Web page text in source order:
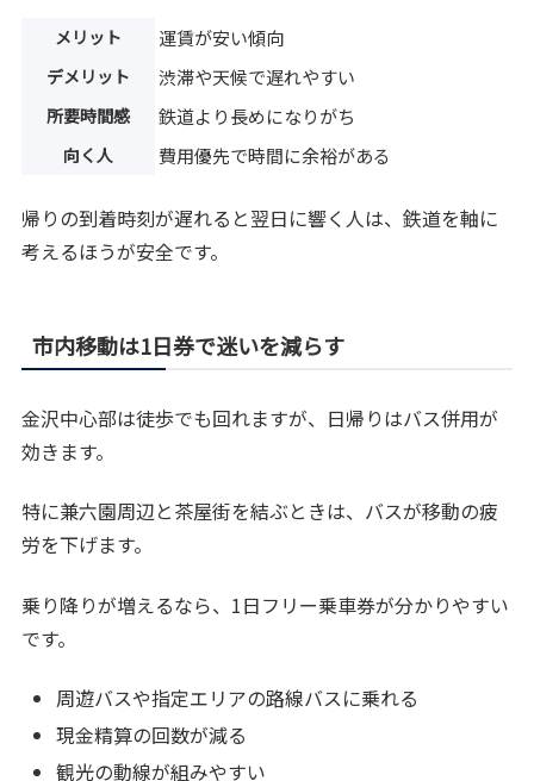
メリット 運賃が安い傾向
デメリット 渋滞や天候で遅れやすい
所要時間感 鉄道より長めになりがち
向く人 費用優先で時間に余裕がある
帰りの到着時刻が遅れると翌日に響く人は、鉄道を軸に
考えるほうが安全です。
市内移動は1日券で迷いを減らす
金沢中心部は徒歩でも回れますが、日帰りはバス併用が
効きます。
特に兼六園周辺と茶屋街を結ぶときは、バスが移動の疲
労を下げます。
乗り降りが増えるなら、1日フリー乗車券が分かりやすい
です。
周遊バスや指定エリアの路線バスに乗れる
現金精算の回数が減る
観光の動線が組みやすい